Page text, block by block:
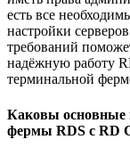
есть все
настройки
требований
надёжную работу
терминальной
Каковы основные
фермы RDS с RD